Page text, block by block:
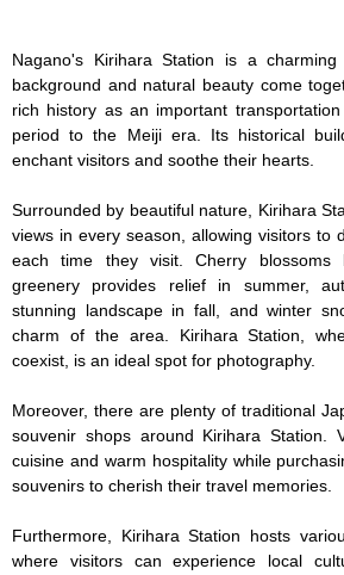
Nagano's Kirihara Station is a
background and natural beauty come
rich history as an important
period to the Meiji era. Its historical
enchant visitors and soothe their hearts.
Surrounded by beautiful nature, Kirihara
views in every season, allowing visitors to
each time they visit. Cherry blossoms
greenery provides relief in summer,
stunning landscape in fall, and winter
charm of the area. Kirihara Station,
coexist, is an ideal spot for photography.
Moreover, there are plenty of traditional
souvenir shops around Kirihara Station.
cuisine and warm hospitality while
souvenirs to cherish their travel memories.
Furthermore, Kirihara Station hosts
where visitors can experience local